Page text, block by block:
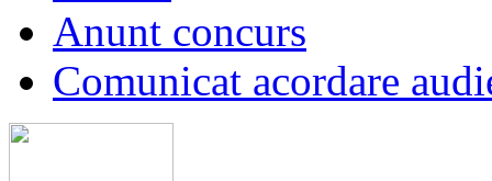
Anunt concurs
Comunicat acordare